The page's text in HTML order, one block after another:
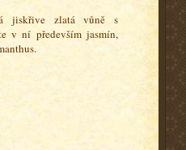
jiskřive zlatá vůně s
v ní především jasmín,